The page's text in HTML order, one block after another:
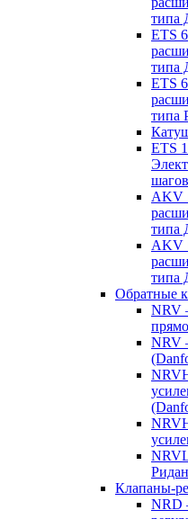
типа
ETS
типа
ETS
типа
ETS
AKV
типа
AKV
типа
Обратные
NRV
NRV
Ридан
Клапаны-
NRD